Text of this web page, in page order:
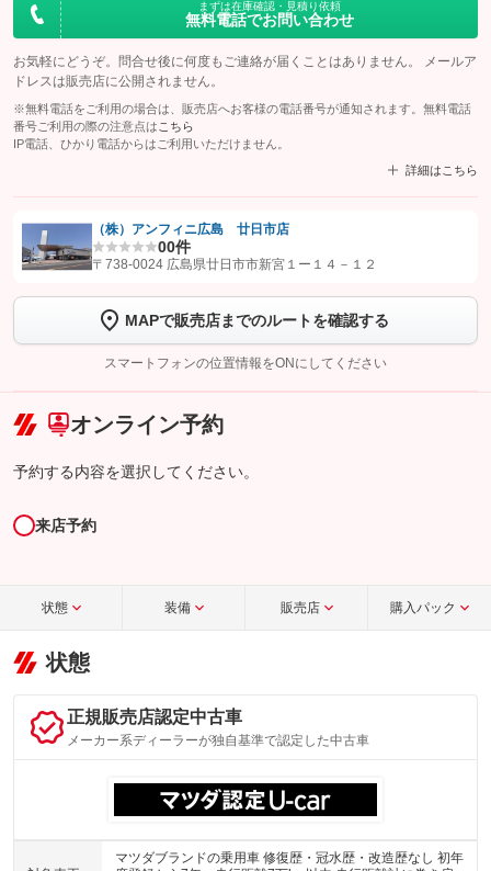
まずは在庫確認・見積り依頼
無料電話でお問い合わせ
お気軽にどうぞ。問合せ後に何度もご連絡が届くことはありません。 メールア
ドレスは販売店に公開されません。
※無料電話をご利用の場合は、販売店へお客様の電話番号が通知されます。無料電話
番号ご利用の際の注意点は こちら
IP電話、ひかり電話からはご利用いただけません。
詳細はこちら
【STEP1】認証画面でグーネットを友だち追加してから「許可する」ボタンを押
トーク画面で
ボタンをタップして問い合わせを
完了してください。
こちら
（株）アンフィニ広島 廿日市店
00件
〒738-0024 広島県廿日市市新宮１ー１４－１２
MAPで販売店までのルートを確認する
スマートフォンの位置情報をONにしてください
オンライン予約
予約する内容を選択してください。
来店予約
状態 装備 販売店 購入パック
状態
正規販売店認定中古車
メーカー系ディーラーが独自基準で認定した中古車
マツダブランドの乗用車 修復歴・冠水歴・改造歴なし 初年